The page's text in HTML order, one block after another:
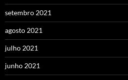
setembro 2021
agosto 2021
julho 2021
junho 2021